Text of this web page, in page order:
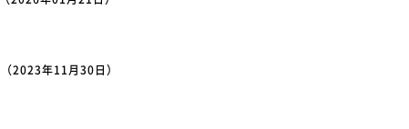
（2023年11月30日）